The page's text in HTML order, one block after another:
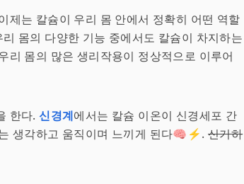
제는 칼슘이 우리 몸 안에서 정확히 어떤 역할
몸의 다양한 기능 중에서도 칼슘이 차지하는
리 몸의 많은 생리작용이 정상적으로 이루어
한다.신경계에서는 칼슘 이온이 신경세포 간
생각하고 움직이며 느끼게 된다🧠⚡. 신기하